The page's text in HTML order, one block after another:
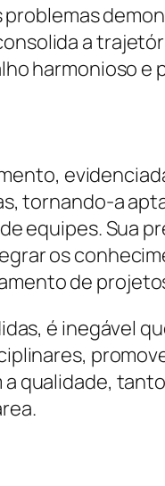
a
harmonioso e
tornando-a
equipes. Sua
os
de
é inegável
qualidade,